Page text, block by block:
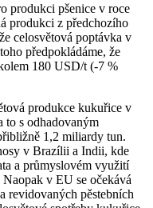
produkci pšenice v roce
produkci z předchozího
celosvětová poptávka v
předpokládáme, že
180 USD/t (-7 %
produkce kukuřice v
to s odhadovaným
1,2 miliardy tun.
v Brazílii a Indii, kde
a průmyslovém využití
v EU se očekává
revidovaných pěstebních